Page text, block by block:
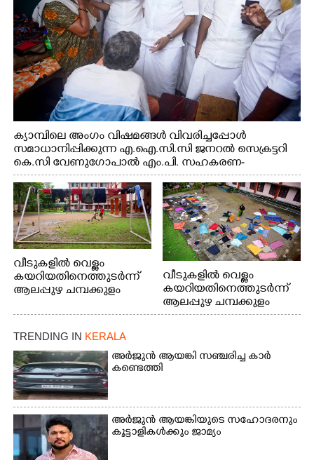
ക്യാമ്പിലെ അംഗം വിഷമങ്ങൾ വിവരിച്ചപ്പോൾ
സമാധാനിപ്പിക്കുന്ന എ.ഐ.സി.സി ജനറൽ സെക്രട്ടറി
കെ.സി വേണുഗോപാൽ എം.പി. സഹകരണ-
എക്സൈസ് വകുപ്പ് മന്ത്രി എം. ലിജു, എന്നിവർ
വീടുകളിൽ വെള്ളം
കയറിയതിനെത്തുടർന്ന്
ആലപ്പുഴ ചമ്പക്കുളം
പോരൂക്കര സെൻട്രൽ
സ്കൂളിലെ ദുരിതാശ്വാസ
ക്യാമ്പിലെത്തിയവർ
വസ്ത്രങ്ങൾ
ഉണക്കാനിട്ടിരിക്കുന്ന
ഗോൾപോസ്റ്റിന് മുന്നിൽ
ഫുട്ബോൾ കളികളിൽ
ഏർപ്പെട്ടിരിക്കുന്ന
കുട്ടികൾ
വീടുകളിൽ വെള്ളം
കയറിയതിനെത്തുടർന്ന്
ആലപ്പുഴ ചമ്പക്കുളം
ഫാദർ തോമസ്
ക്യാമ്പിലെത്തിയവർ മഴ
ഉണക്കാനിടുന്ന കാഴ്ച.
TRENDING IN KERALA
അർജുൻ ആയങ്കി സഞ്ചരിച്ച കാർ
കണ്ടെത്തി
അർജുൻ ആയങ്കിയുടെ സഹോദരനും
കൂട്ടാളികൾക്കും ജാമ്യം